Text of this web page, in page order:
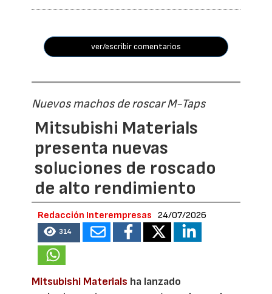
ver/escribir comentarios
Nuevos machos de roscar M-Taps
Mitsubishi Materials
presenta nuevas
soluciones de roscado
de alto rendimiento
Redacción Interempresas 24/07/2026
314
Mitsubishi Materials ha lanzado